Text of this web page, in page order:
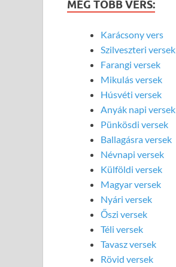
MÉG TÖBB VERS:
Karácsony vers
Szilveszteri versek
Farangi versek
Mikulás versek
Húsvéti versek
Anyák napi versek
Pünkösdi versek
Ballagásra versek
Névnapi versek
Külföldi versek
Magyar versek
Nyári versek
Őszi versek
Téli versek
Tavasz versek
Rövid versek